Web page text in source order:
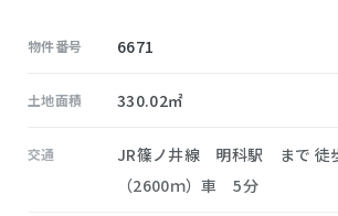
物件番号 6671
土地面積 330.02㎡
交通
JR篠ノ井線 明科駅 まで 徒
（2600ｍ）車 5分